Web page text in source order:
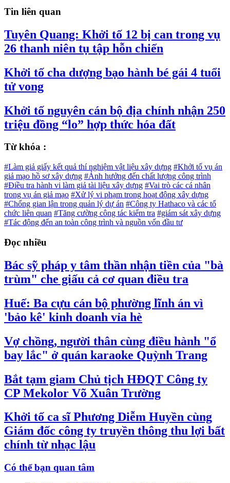
Tin liên quan
Tuyên Quang: Khởi tố 12 bị can trong vụ
26 thanh niên tụ tập hỗn chiến
Khởi tố cha dượng bạo hành bé gái 4 tuổi
tử vong
Khởi tố nguyên cán bộ địa chính nhận 250
triệu đồng “lo” hợp thức hóa đất
Từ khóa :
#Làm giả giấy kết quả thí nghiệm vật liệu xây dựng #Khởi tố vụ án
giả mạo hồ sơ xây dựng #Ảnh hưởng đến chất lượng công trình
#Điều tra hành vi làm giả tài liệu xây dựng #Vai trò các cá nhân
trong vụ án giả mạo #Xử lý vi phạm trong hoạt động xây dựng
#Chống gian lận trong quản lý dự án #Công ty Hathaco và các tổ
chức liên quan #Tăng cường công tác kiểm tra #giám sát xây dựng
#Tác động đến an toàn công trình và nguồn vốn đầu tư
Đọc nhiều
Bác sỹ pháp y tâm thần nhận tiền của "bà
trùm" che giấu cả cơ quan điều tra
Huế: Ba cựu cán bộ phường lĩnh án vì
'bảo kê' kinh doanh vỉa hè
Vợ chồng, người thân cùng điều hành "ổ
bay lắc" ở quán karaoke Quỳnh Trang
Bắt tạm giam Chủ tịch HĐQT Công ty
CP Mekolor Võ Xuân Trường
Khởi tố ca sĩ Phương Diễm Huyền cùng
Giám đốc công ty truyền thông thu lợi bất
chính từ nhạc lậu
Có thể bạn quan tâm